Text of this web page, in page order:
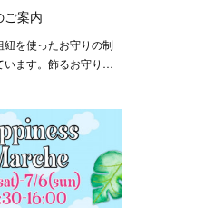
ご案内
紐を使ったお守りの制
います。飾るお守り…